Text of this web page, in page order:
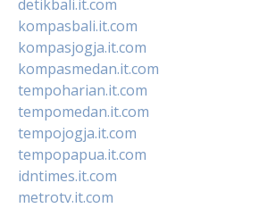
detikbali.it.com
kompasbali.it.com
kompasjogja.it.com
kompasmedan.it.com
tempoharian.it.com
tempomedan.it.com
tempojogja.it.com
tempopapua.it.com
idntimes.it.com
metrotv.it.com